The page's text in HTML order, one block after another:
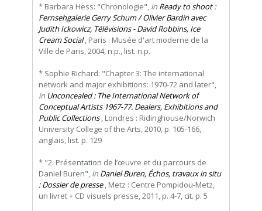
* Barbara Hess: "Chronologie", in Ready to shoot :
Fernsehgalerie Gerry Schum / Olivier Bardin avec
Judith Ickowicz, Télévisions - David Robbins, Ice
Cream Social, Paris : Musée d'art moderne de la
Ville de Paris, 2004, n.p., list. n.p.
* Sophie Richard: "Chapter 3: The international
network and major exhibitions: 1970-72 and later",
in Unconcealed : The International Network of
Conceptual Artists 1967-77. Dealers, Exhibitions and
Public Collections, Londres : Ridinghouse/Norwich
University College of the Arts, 2010, p. 105-166,
anglais, list. p. 129
* "2. Présentation de l’œuvre et du parcours de
Daniel Buren", in Daniel Buren, Échos, travaux in situ
: Dossier de presse, Metz : Centre Pompidou-Metz,
un livret + CD visuels presse, 2011, p. 4-7, cit. p. 5